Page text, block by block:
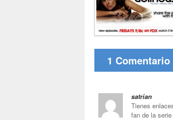
1 Comentario
satrian
Tienes
fan de la